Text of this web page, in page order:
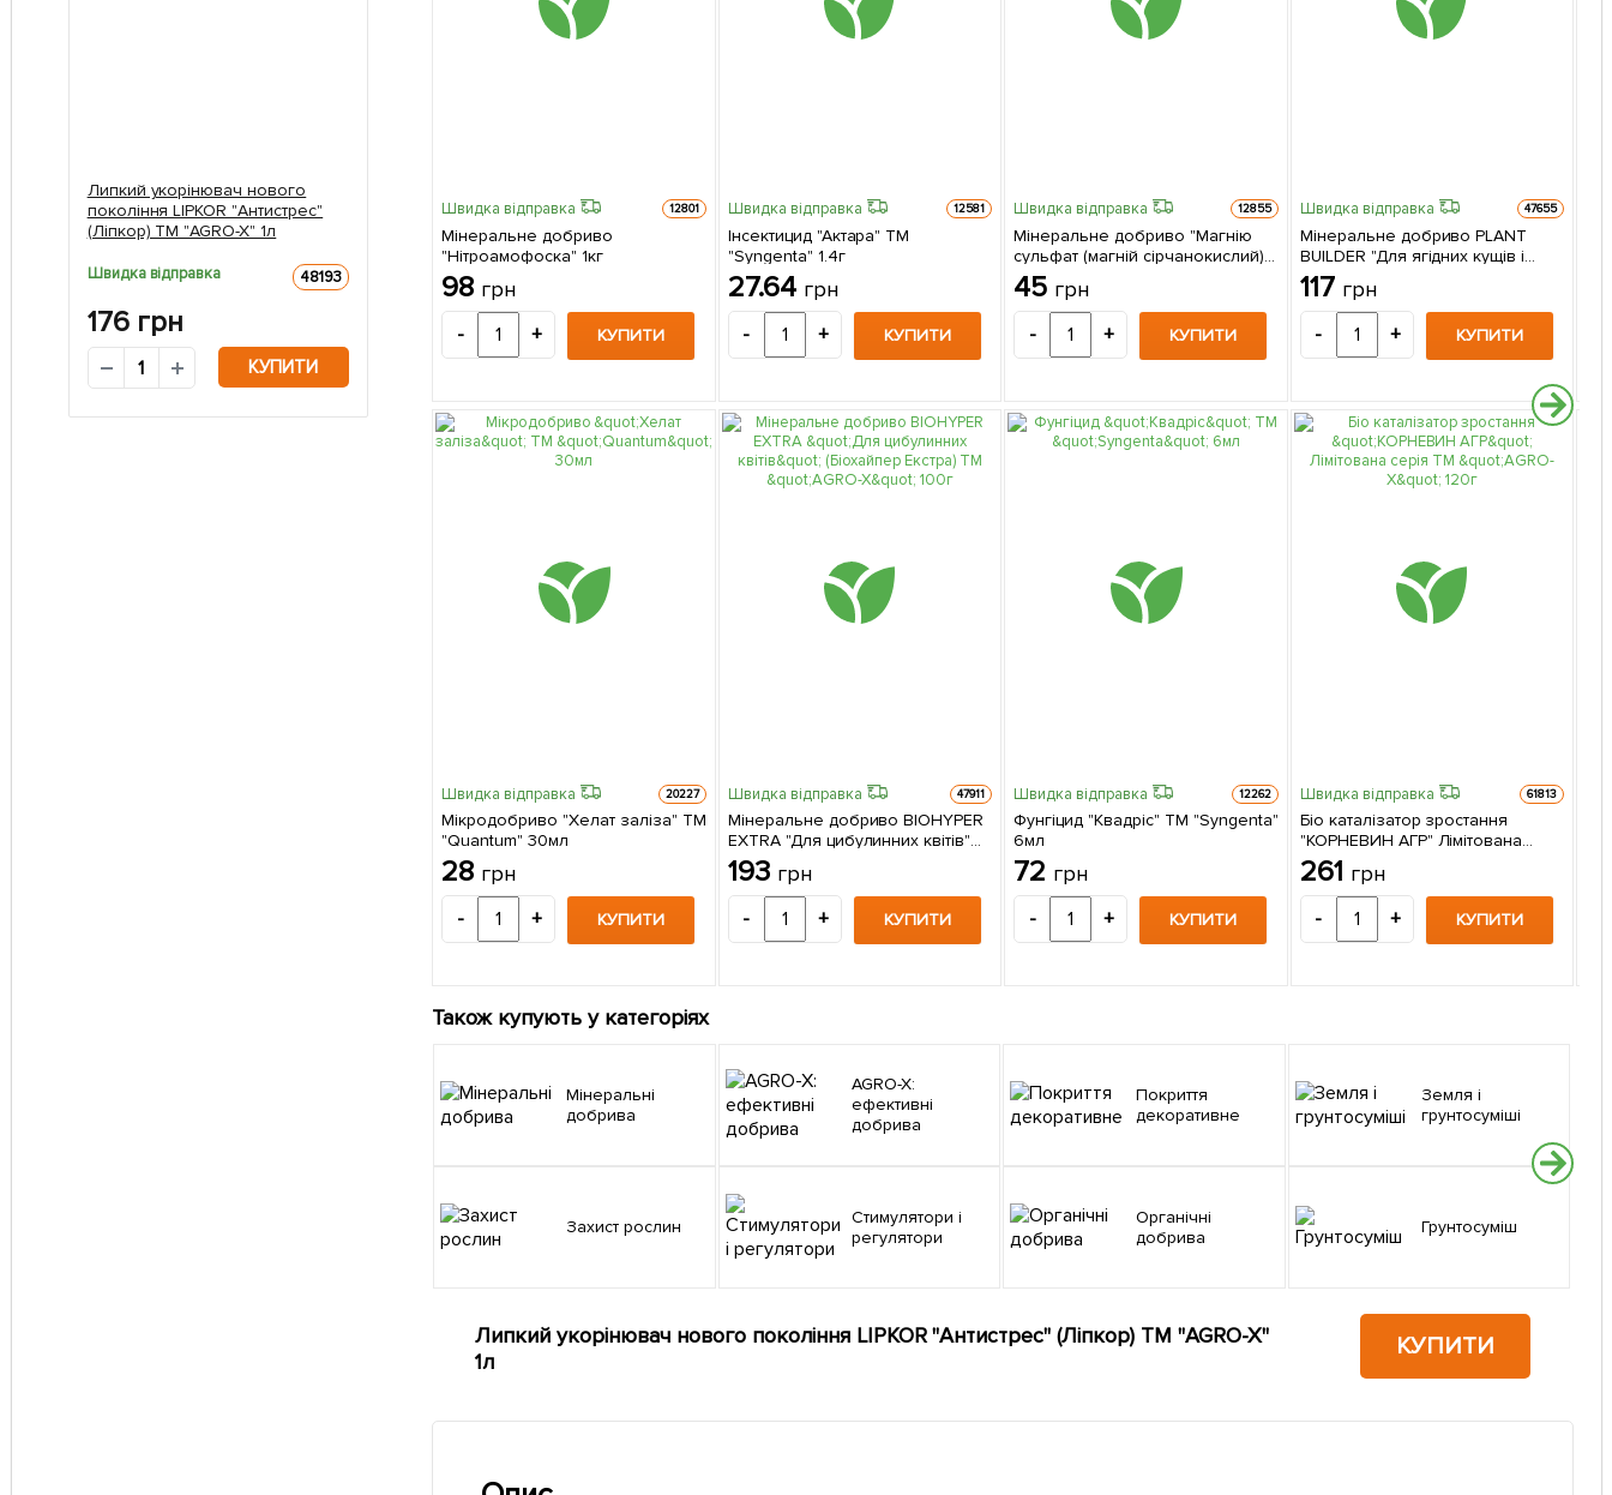
Липкий укорінювач нового
покоління LIPKOR "Антистрес"
(Ліпкор) ТМ "AGRO-X" 1л
Швидка відправка 48193
176грн
КУПИТИ
Швидка відправка 12801
Мінеральне добриво
"Нітроамофоска" 1кг
98 грн
- + КУПИТИ
Швидка відправка 12581
Інсектицид "Актара" ТМ
"Syngenta" 1.4г
27.64 грн
- + КУПИТИ
Швидка відправка 12855
Мінеральне добриво "Магнію
сульфат (магній сірчанокислий)"
ТМ "ОВИ" 500г
45 грн
- + КУПИТИ
Швидка відправка 47655
Мінеральне добриво PLANT
BUILDER "Для ягідних кущів і
дерев" (Плант билдер) ТМ
"AGRO-X" 80г
117 грн
- + КУПИТИ
Швидка відправка 20227
Мікродобриво "Хелат заліза" ТМ
"Quantum" 30мл
28 грн
- + КУПИТИ
Швидка відправка 47911
Мінеральне добриво BIOHYPER
EXTRA "Для цибулинних квітів"
(Біохайпер Екстра) ТМ "AGRO-X"
100г
193 грн
- + КУПИТИ
Швидка відправка 12262
Фунгіцид "Квадріс" ТМ "Syngenta"
6мл
72 грн
- + КУПИТИ
Швидка відправка 61813
Бiо каталiзатор зростання
"КОРНЕВИН АГР" Лімітована
серія ТМ "AGRO-X" 120г
261 грн
- + КУПИТИ
Також купують у категоріях
Мінеральні
добрива
Захист рослин
AGRO-X:
ефективні
добрива
Стимулятори і
регулятори
Покриття
декоративне
Органічні
добрива
Земля і
грунтосуміші
Грунтосуміш
Липкий укорінювач нового покоління LIPKOR "Антистрес" (Ліпкор) ТМ "AGRO-X"
1л
КУПИТИ